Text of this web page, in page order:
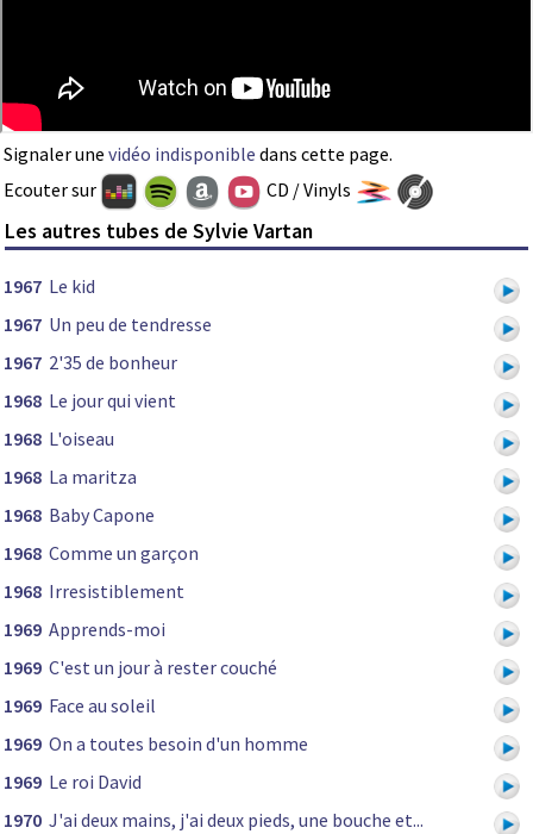
Signaler une vidéo indisponible dans cette page.
Ecouter sur
CD / Vinyls
Les autres tubes de Sylvie Vartan
1967 Le kid
1967 Un peu de tendresse
1967 2'35 de bonheur
1968 Le jour qui vient
1968 L'oiseau
1968 La maritza
1968 Baby Capone
1968 Comme un garçon
1968 Irresistiblement
1969 Apprends-moi
1969 C'est un jour à rester couché
1969 Face au soleil
1969 On a toutes besoin d'un homme
1969 Le roi David
1970 J'ai deux mains, j'ai deux pieds, une bouche et...